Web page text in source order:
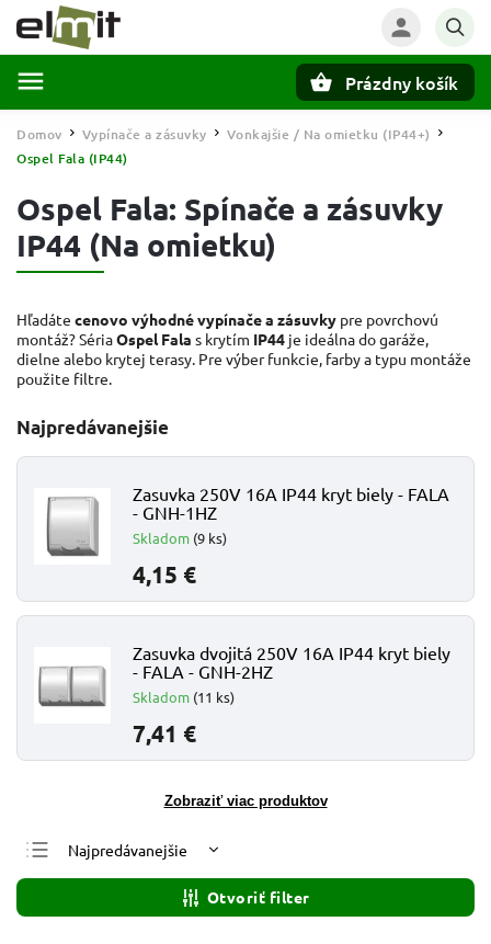
Prázdny košík
Domov / Vypínače a zásuvky / Vonkajšie / Na omietku (IP44+) /
Ospel Fala (IP44)
Ospel Fala: Spínače a zásuvky
IP44 (Na omietku)
Hľadáte cenovo výhodné vypínače a zásuvky pre povrchovú
montáž? SériaOspel Fala s krytím IP44 je ideálna do garáže,
dielne alebo krytej terasy. Pre výber funkcie, farby a typu montáže
použite filtre.
Najpredávanejšie
Zasuvka 250V 16A IP44 kryt biely - FALA
- GNH-1HZ
Skladom (9 ks)
4,15 €
Zasuvka dvojitá 250V 16A IP44 kryt biely
- FALA - GNH-2HZ
Skladom (11 ks)
7,41 €
Zobraziť viac produktov
Najpredávanejšie
Najlacnejšie
Najdrahšie
Otvoriť filter